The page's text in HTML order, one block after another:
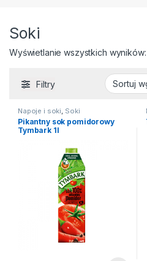
Soki
Wyświetlanie wszystkich
Filtry
Napoje i soki Soki
Pikantny sok pomidorowy
Tymbark 1l